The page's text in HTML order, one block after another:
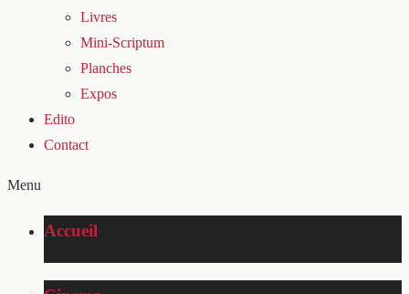
Livres
Mini-Scriptum
Planches
Expos
Edito
Contact
Menu
Accueil